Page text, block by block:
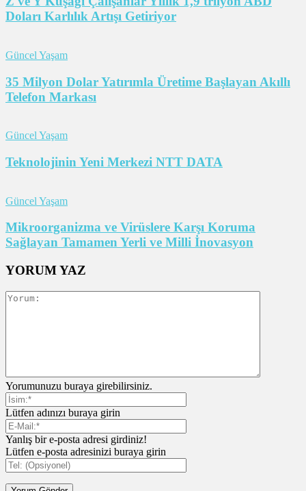
Doları Karlılık Artışı Getiriyor
Güncel Yaşam
35 Milyon Dolar Yatırımla Üretime Başlayan Akıllı
Telefon Markası
Güncel Yaşam
Teknolojinin Yeni Merkezi NTT DATA
Güncel Yaşam
Mikroorganizma ve Virüslere Karşı Koruma
Sağlayan Tamamen Yerli ve Milli İnovasyon
YORUM YAZ
Yorumunuzu buraya girebilirsiniz.
Lütfen adınızı buraya girin
Yanlış bir e-posta adresi girdiniz!
Lütfen e-posta adresinizi buraya girin